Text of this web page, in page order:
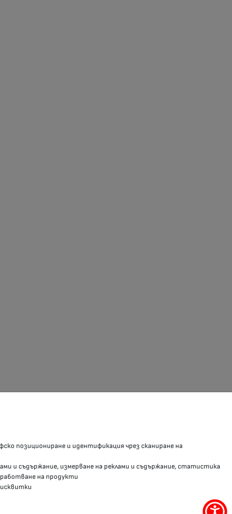
Instragram профил
позициониране и идентификация чрез сканиране на
и съдържание, измерване на реклами и съдържание, статистика
на продукти